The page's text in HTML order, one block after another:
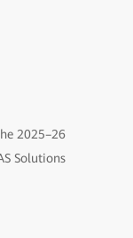
2025–26
Solutions